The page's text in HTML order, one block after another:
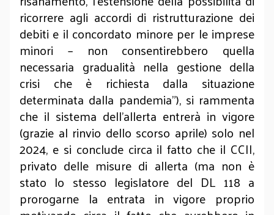
ricorrere agli accordi di ristrutturazione dei
debiti e il concordato minore per le imprese
minori – non consentirebbero quella
necessaria gradualità nella gestione della
crisi che è richiesta dalla situazione
determinata dalla pandemia”), si rammenta
che il sistema dell’allerta entrerà in vigore
(grazie al rinvio dello scorso aprile) solo nel
2024, e si conclude circa il fatto che il CCII,
privato delle misure di allerta (ma non è
stato lo stesso legislatore del DL 118 a
prorogarne la entrata in vigore proprio